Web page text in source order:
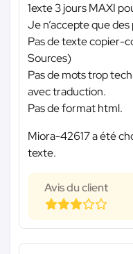
1exte 3 jours MAXI
Je n’accepte que
Pas de texte copier-
Sources)
Pas de mots trop
avec traduction.
Pas de format html.
Miora-42617 a été
texte.
Avis du client